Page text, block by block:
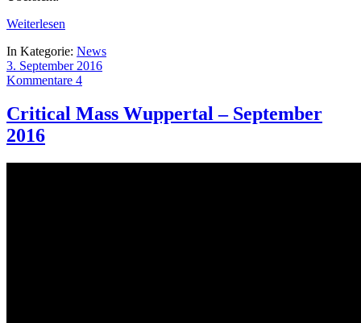
Weiterlesen
In Kategorie: News
3. September 2016
Kommentare 4
Critical Mass Wuppertal – September
2016